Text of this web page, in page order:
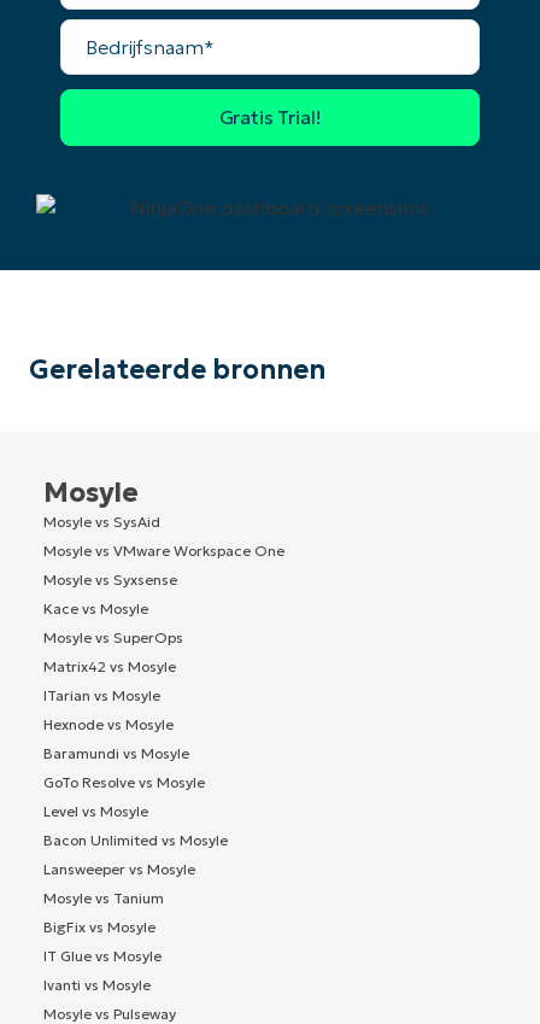
Bedrijfsnaam*
Gerelateerde bronnen
Mosyle
Mosyle vs SysAid
Mosyle vs VMware Workspace One
Mosyle vs Syxsense
Kace vs Mosyle
Mosyle vs SuperOps
Matrix42 vs Mosyle
ITarian vs Mosyle
Hexnode vs Mosyle
Baramundi vs Mosyle
GoTo Resolve vs Mosyle
Level vs Mosyle
Bacon Unlimited vs Mosyle
Lansweeper vs Mosyle
Mosyle vs Tanium
BigFix vs Mosyle
IT Glue vs Mosyle
Ivanti vs Mosyle
Mosyle vs Pulseway
Phone
number*
Land